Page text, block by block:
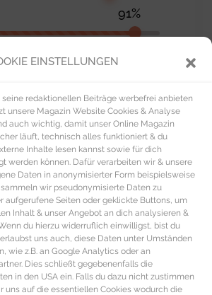
EINSTELLUNGEN
seine redaktionellen Beiträge werbefrei anbieten
unsere Magazin Website Cookies & Analyse
auch wichtig, damit unser Online Magazin
läuft, technisch alles funktioniert & du
Inhalte lesen kannst sowie für dich
werden können. Dafür verarbeiten wir & unsere
Daten in anonymisierter Form beispielsweise
wir pseudonymisierte Daten zu
aufgerufene Seiten oder geklickte Buttons, um
Inhalt & unser Angebot an dich analysieren &
du hierzu widerruflich einwilligst, bist du
uns auch, diese Daten unter Umständen
wie z.B. an Google Analytics oder an
Dies schließt gegebenenfalls die
in den USA ein. Falls du dazu nicht zustimmen
uns auf die essentiellen Cookies wodurch die
91%
69%
Also Like